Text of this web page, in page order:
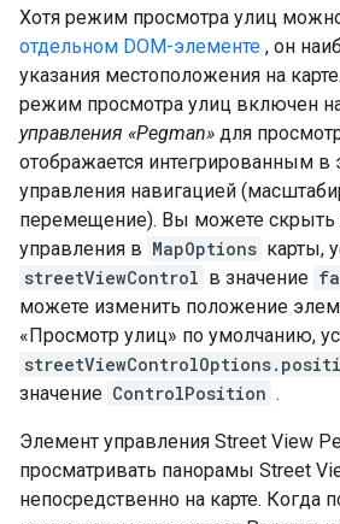
Хотя режим просмотра улиц
отдельном DOM-элементе , он
указания местоположения на
режим просмотра улиц включен на
управления «Pegman» для
отображается интегрированным
управления навигацией
перемещение). Вы можете скрыть
управления в MapOptions карты,
streetViewControl в значение
можете изменить положение
«Просмотр улиц» по умолчанию,
значение ControlPosition .
Элемент управления Street View
просматривать панорамы Street
непосредственно на карте. Когда